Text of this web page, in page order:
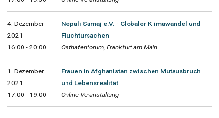
4. Dezember
2021
16:00 - 20:00
Nepali Samaj e.V. - Globaler Klimawandel und
Fluchtursachen
Osthafenforum, Frankfurt am Main
1. Dezember
2021
17:00 - 19:00
Frauen in Afghanistan zwischen Mutausbruch
und Lebensrealität
Online Veranstaltung